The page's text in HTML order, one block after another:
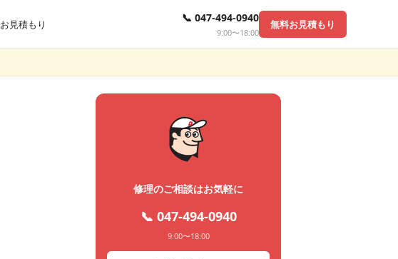
お見積もり 📞 047-494-0940
9:00〜18:00
無料お見積もり
修理のご相談はお気軽に
📞 047-494-0940
9:00〜18:00